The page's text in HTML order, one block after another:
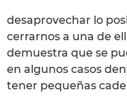
desaprovechar lo
cerrarnos a una de
demuestra que se
en algunos casos
tener pequeñas